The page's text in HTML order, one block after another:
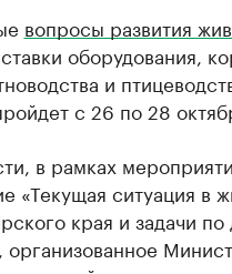
вопросы развития
оборудования,
и
с 26 по 28
в рамках
«Текущая ситуация в
края и задачи
организованное